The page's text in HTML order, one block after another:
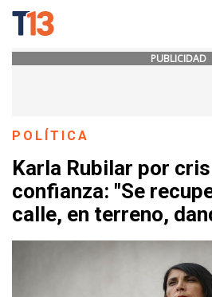
PUBLICIDAD
POLÍTICA
Karla Rubilar por
confianza: "Se
calle, en terreno,